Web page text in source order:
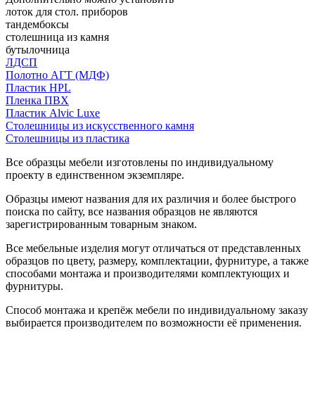
лоток для стол. приборов
тандембоксы
столешница из камня
бутылочница
ЛДСП
Полотно АГТ (МДФ)
Пластик HPL
Пленка ПВХ
Пластик Alvic Luxe
Столешницы из искусственного камня
Столешницы из пластика
Все образцы мебели изготовлены по индивидуальному
проекту в единственном экземпляре.
Образцы имеют названия для их различия и более быстрого
поиска по сайту, все названия образцов не являются
зарегистрированным товарным знаком.
Все мебельные изделия могут отличаться от представленных
образцов по цвету, размеру, комплектации, фурнитуре, а также
способами монтажа и производителями комплектующих и
фурнитуры.
Способ монтажа и крепёж мебели по индивидуальному заказу
выбирается производителем по возможности её применения.